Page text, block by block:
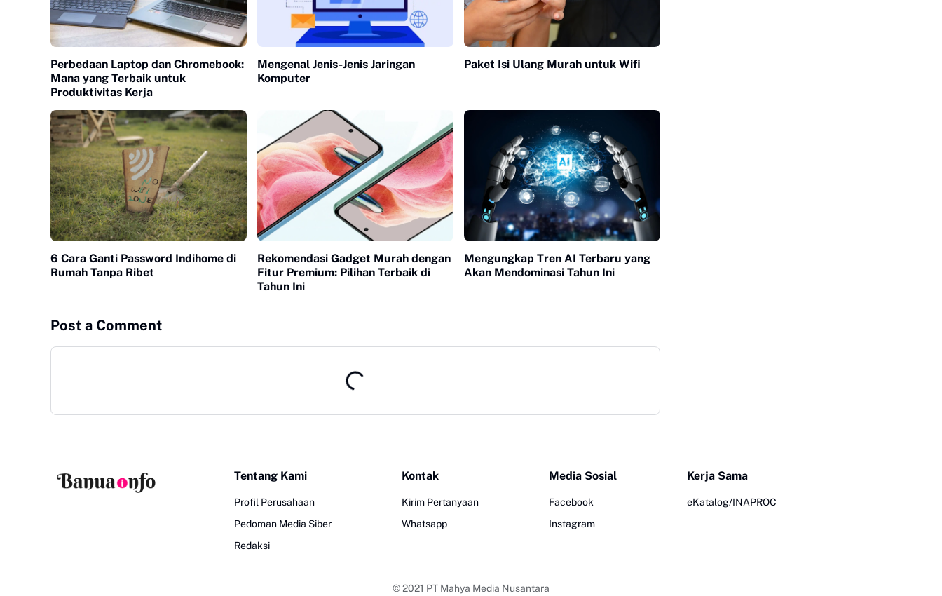
Perbedaan Laptop dan Chromebook:
Mana yang Terbaik untuk
Produktivitas Kerja
Mengenal Jenis-Jenis Jaringan
Komputer
Paket Isi Ulang Murah untuk Wifi
6 Cara Ganti Password Indihome di
Rumah Tanpa Ribet
Rekomendasi Gadget Murah dengan
Fitur Premium: Pilihan Terbaik di
Tahun Ini
Mengungkap Tren AI Terbaru yang
Akan Mendominasi Tahun Ini
Post a Comment
Tentang Kami
Profil Perusahaan
Pedoman Media Siber
Redaksi
Kontak
Kirim Pertanyaan
Whatsapp
Media Sosial
Facebook
Instagram
Kerja Sama
eKatalog/INAPROC
© 2021 PT Mahya Media Nusantara